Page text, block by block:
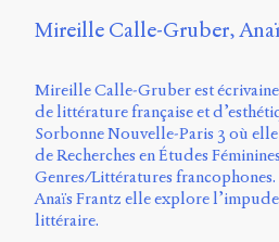
En
Mastodon
Université
de
Sherbrooke
Campus
Mireille Calle-Gruber
Mireille Calle-Gruber est
de littérature française et
Sorbonne Nouvelle-Paris 3 où elle
de Recherches en Études
Genres/Littératures francophones.
Anaïs Frantz elle explore
littéraire.